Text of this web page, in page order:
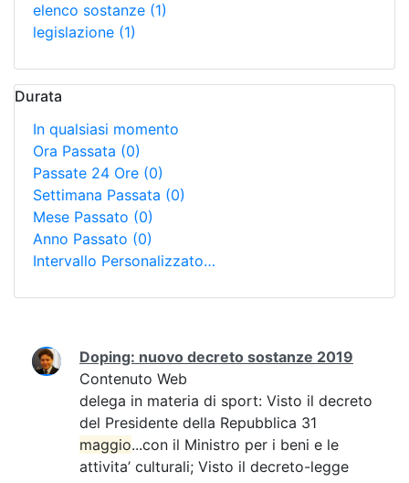
elenco sostanze (1)
legislazione (1)
Durata
In qualsiasi momento
Ora Passata (0)
Passate 24 Ore (0)
Settimana Passata (0)
Mese Passato (0)
Anno Passato (0)
Intervallo Personalizzato…
Ricerca
Doping: nuovo decreto sostanze 2019
Contenuto Web
delega in materia di sport: Visto il decreto
del Presidente della Repubblica 31
maggio...con il Ministro per i beni e le
attivita’ culturali; Visto il decreto-legge